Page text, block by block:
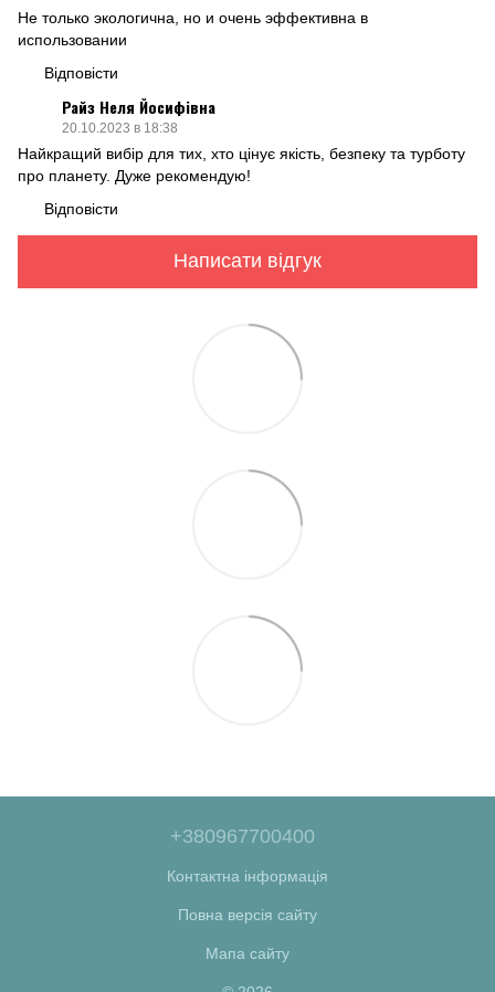
Не только экологична, но и очень эффективна в
использовании
Відповісти
Райз Неля Йосифівна
20.10.2023 в 18:38
Найкращий вибір для тих, хто цінує якість, безпеку та турботу
про планету. Дуже рекомендую!
Відповісти
Написати відгук
+380967700400
Контактна інформація
Повна версія сайту
Мапа сайту